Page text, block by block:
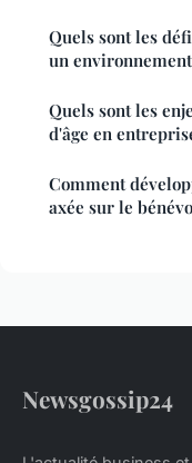
Quels sont les
un
Quels sont les
d'âge en
Comment
axée sur le
Newsgossip24